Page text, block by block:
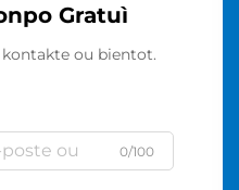
Gratuì
ou bientot.
0/100